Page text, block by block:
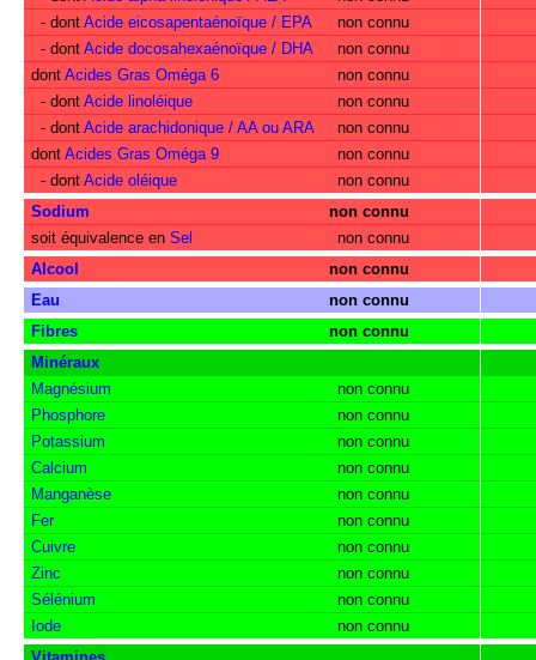
- dont Acide eicosapentaénoïque / EPA
non connu
- dont Acide docosahexaénoïque / DHA
non connu
dont Acides Gras Oméga 6
non connu
- dont Acide linoléique
non connu
- dont Acide arachidonique / AA ou ARA
non connu
dont Acides Gras Oméga 9
non connu
- dont Acide oléique
non connu
Sodium
non connu
soit équivalence en Sel
non connu
Alcool
non connu
Eau
non connu
Fibres
non connu
Minéraux
Magnésium
non connu
Phosphore
non connu
Potassium
non connu
Calcium
non connu
Manganèse
non connu
Fer
non connu
Cuivre
non connu
Zinc
non connu
Sélénium
non connu
Iode
non connu